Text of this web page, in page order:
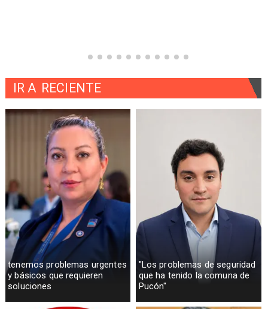
tenemos problemas urgentes
y básicos que requieren
soluciones
"Los problemas de seguridad
que ha tenido la comuna de
Pucón"
IR A RECIENTE